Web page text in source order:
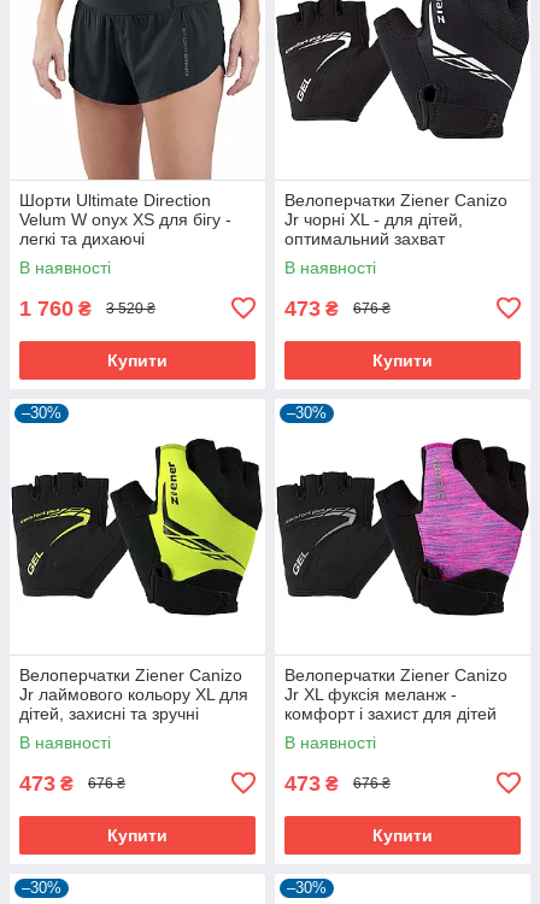
Шорти Ultimate Direction
Velum W onyx XS для бігу -
легкі та дихаючі
В наявності
1 760 ₴ 3 520 ₴
Купити
Велоперчатки Ziener Canizo
Jr чорні XL - для дітей,
оптимальний захват
В наявності
473 ₴ 676 ₴
Купити
–30%
Велоперчатки Ziener Canizo
Jr лаймового кольору XL для
дітей, захисні та зручні
В наявності
473 ₴ 676 ₴
Купити
–30%
Велоперчатки Ziener Canizo
Jr XL фуксія меланж -
комфорт і захист для дітей
В наявності
473 ₴ 676 ₴
Купити
–30% –30%